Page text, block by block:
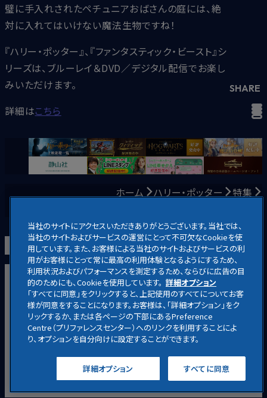
璧に手入れされたペチュニアおばさんの庭には、絶
対に入れてはいけない魔法生物ですね！
『ハリー・ポッター』、『ファンタスティック・ビースト』シ
リーズは、ブルーレイ＆DVD／デジタル配信でお楽し
みいただけます。
詳細はこちら
SHARE
ホーム ハリー・ポッター
特集
映画ホームエンターテイメント放送・配信キャラクター
アニメニュースお知らせ
ハリー・ポッター公式サイト
プライバシー方針
会社概要利用規約
TM & © 2025 Warner Bros.
Entertainment Inc. All rights reserved.
当社のサイトにアクセスいただきありがとうございます。当社では、
当社のサイトおよびサービスの運営にとって不可欠なCookieを使
用しています。また、お客様による当社のサイトおよびサービスの利
用がお客様にとって常に最高の利用体験となるようにするため、
利用状況およびパフォーマンスを測定するため、ならびに広告の目
的のためにも、Cookieを使用しています。 詳細オプション
「すべてに同意」をクリックすると、上記使用のすべてについてお客
様が同意をすることになります。お客様は、「詳細オプション」をク
リックするか、または各ページの下部にあるPreference
Centre（プリファレンスセンター）へのリンクを利用することによ
り、オプションを自分向けに設定することができます。
詳細オプション すべてに同意